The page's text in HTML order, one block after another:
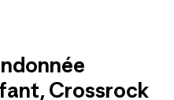
Crossrock